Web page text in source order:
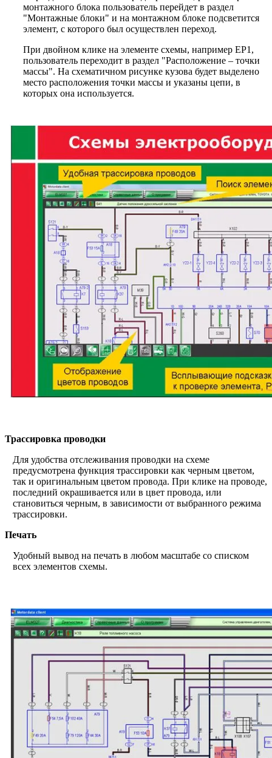
монтажного блока пользователь перейдет в раздел
"Монтажные блоки" и на монтажном блоке подсветится
элемент, с которого был осуществлен переход.
При двойном клике на элементе схемы, например EP1,
пользователь переходит в раздел "Расположение – точки
массы". На схематичном рисунке кузова будет выделено
место расположения точки массы и указаны цепи, в
которых она используется.
Трассировка проводки
Для удобства отслеживания проводки на схеме
предусмотрена функция трассировки как черным цветом,
так и оригинальным цветом провода. При клике на проводе,
последний окрашивается или в цвет провода, или
становиться черным, в зависимости от выбранного режима
трассировки.
Печать
Удобный вывод на печать в любом масштабе со списком
всех элементов схемы.